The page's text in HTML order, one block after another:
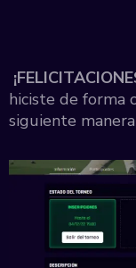
hiciste de forma
siguiente